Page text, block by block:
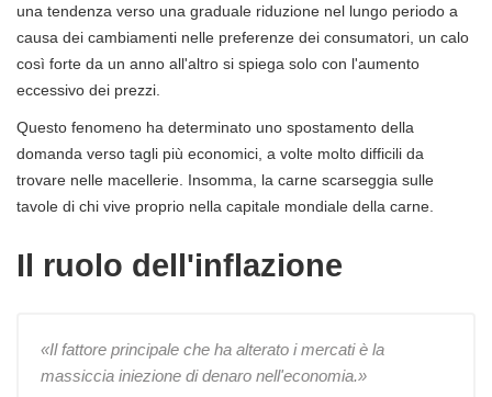
una tendenza verso una graduale riduzione nel lungo periodo a
causa dei cambiamenti nelle preferenze dei consumatori, un calo
così forte da un anno all'altro si spiega solo con l'aumento
eccessivo dei prezzi.
Questo fenomeno ha determinato uno spostamento della
domanda verso tagli più economici, a volte molto difficili da
trovare nelle macellerie. Insomma, la carne scarseggia sulle
tavole di chi vive proprio nella capitale mondiale della carne.
Il ruolo dell'inflazione
«Il fattore principale che ha alterato i mercati è la
massiccia iniezione di denaro nell'economia.»